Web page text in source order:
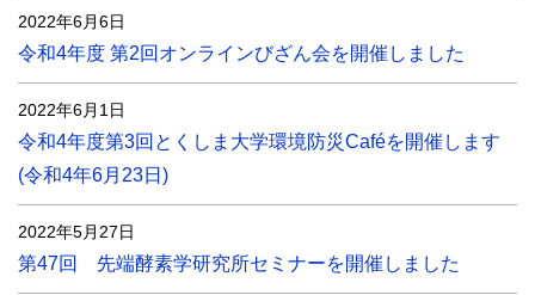
2022年6月6日
令和4年度 第2回オンラインびざん会を開催しました
2022年6月1日
令和4年度第3回とくしま大学環境防災Caféを開催します
(令和4年6月23日)
2022年5月27日
第47回 先端酵素学研究所セミナーを開催しました